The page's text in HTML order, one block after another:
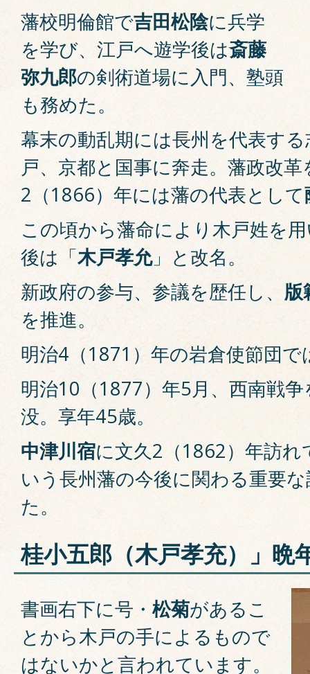
藩校明倫館で吉田松陰に兵学
を学び、江戸へ遊学後は斎藤
弥九郎の剣術道場に入門、塾頭
も務めた。
幕末の動乱期には長州を代表す
戸、京都と国事に奔走。藩政改
2（1866）年には藩の代表として
この頃から藩命により木戸姓を
後は「木戸孝允」と改名。
新政府の参与、参議を歴任し、 版
を推進。
明治4（1871）年の岩倉使節団
明治10（1877）年5月、西南戦
没。享年45歳。
中津川宿に文久2（1862）年訪
いう長州藩の今後に関わる重要
た。
桂小五郎（木戸孝充）」晩
書画右下に号・ 松菊があるこ
とから木戸の手によるもので
はないかと言われています。